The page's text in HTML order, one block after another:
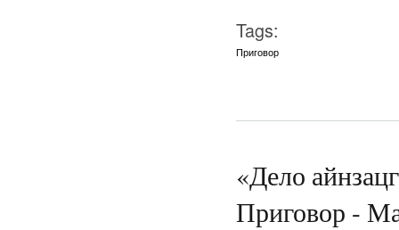
Tags:
Приговор
«Дело
Приговор -